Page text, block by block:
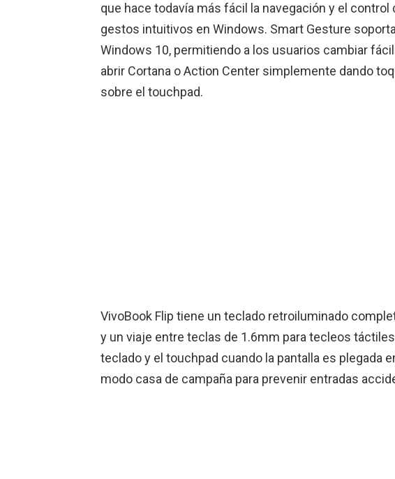
que hace todavía más fácil la navegación y el
gestos intuitivos en Windows. Smart Gesture
Windows 10, permitiendo a los usuarios cambiar
abrir Cortana o Action Center simplemente dando
sobre el touchpad.
VivoBook Flip tiene un teclado retroiluminado
y un viaje entre teclas de 1.6mm para tecleos
teclado y el touchpad cuando la pantalla es plegada
modo casa de campaña para prevenir entradas